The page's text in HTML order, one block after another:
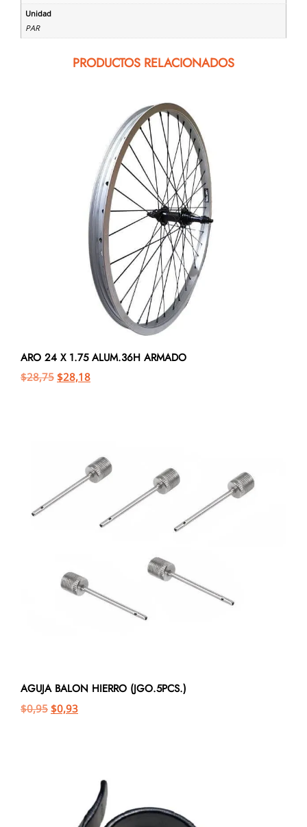
Unidad
PAR
PRODUCTOS RELACIONADOS
ARO 24 X 1.75 ALUM.36H ARMADO
$28,75 $28,18
AGUJA BALON HIERRO (JGO.5PCS.)
$0,95 $0,93